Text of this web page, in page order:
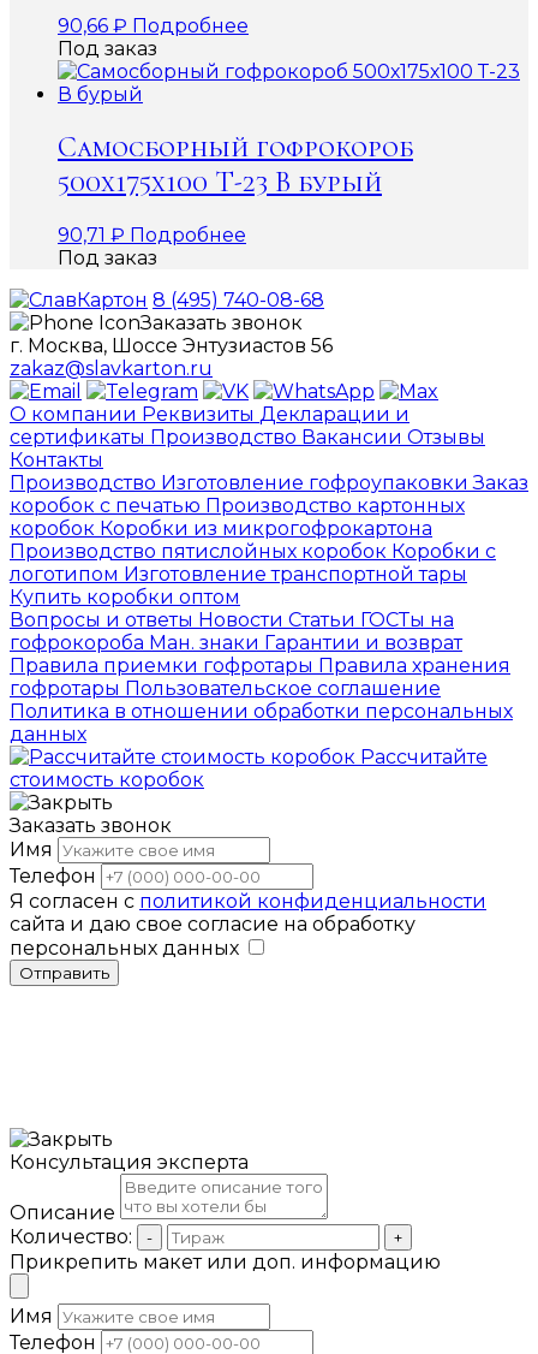
90,66 ₽ Подробнее
Под заказ
Самосборный гофрокороб
500х175х100 Т-23 В бурый
90,71 ₽ Подробнее
Под заказ
8 (495) 740-08-68
Заказать звонок
г. Москва, Шоссе Энтузиастов 56
zakaz@slavkarton.ru
О компании Реквизиты Декларации и
сертификаты Производство Вакансии Отзывы
Контакты
Производство Изготовление гофроупаковкиЗаказ
коробок с печатью Производство картонных
коробок Коробки из микрогофрокартона
Производство пятислойных коробок Коробки с
логотипом Изготовление транспортной тары
Купить коробки оптом
Вопросы и ответы Новости Статьи ГОСТы на
гофрокороба Ман. знаки Гарантии и возврат
Правила приемки гофротары Правила хранения
гофротары Пользовательское соглашение
Политика в отношении обработки персональных
данных
Рассчитайте
стоимость коробок
Заказать звонок
Имя
Телефон
Я согласен с политикой конфиденциальности
сайта и даю свое согласие на обработку
персональных данных
Отправить
Консультация эксперта
Описание
Количество:
- +
Прикрепить макет или доп. информацию
Имя
Телефон